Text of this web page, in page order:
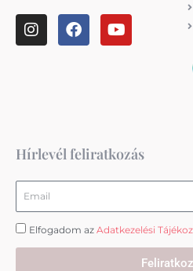
I
n
m
F
a
Y
o
Hírlevél feliratkozás
Elfogadom az Adatkezelési